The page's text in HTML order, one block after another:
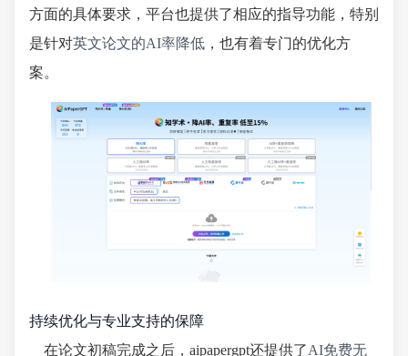
方面的具体要求，平台也提供了相应的指导功能，特别
是针对英文论文的AI率降低 ，也有着专门的优化方
案。
持续优化与专业支持的保障
在论文初稿完成之后，aipapergpt还提供了AI免费无